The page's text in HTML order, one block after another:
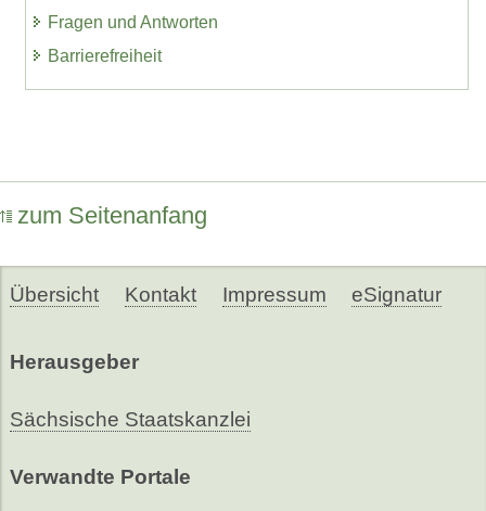
Fragen und Antworten
Barrierefreiheit
zum Seitenanfang
Übersicht Kontakt Impressum eSignatur
Herausgeber
Sächsische Staatskanzlei
Verwandte Portale